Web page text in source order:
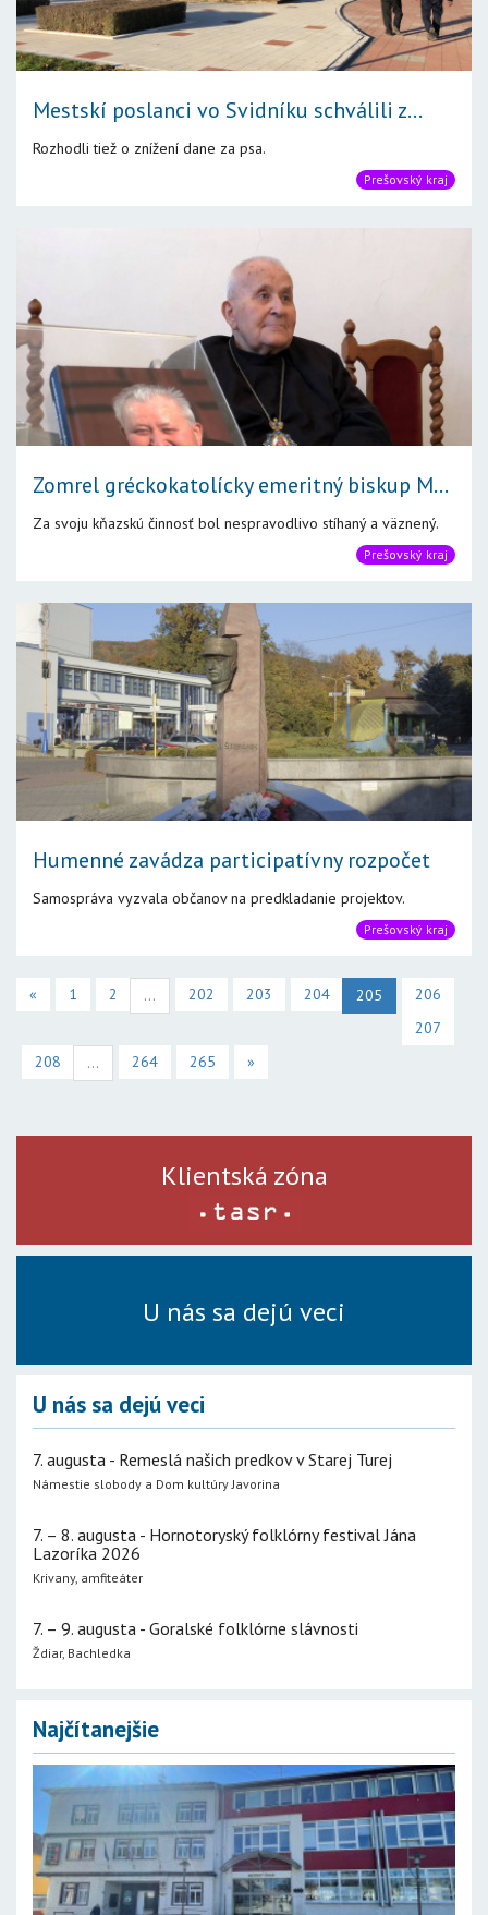
Mestskí poslanci vo Svidníku schválili z...
Rozhodli tiež o znížení dane za psa.
Prešovský kraj
Zomrel gréckokatolícky emeritný biskup M...
Za svoju kňazskú činnosť bol nespravodlivo stíhaný a väznený.
Prešovský kraj
Humenné zavádza participatívny rozpočet
Samospráva vyzvala občanov na predkladanie projektov.
Prešovský kraj
« 1 2 ... 202 203 204 205
206
207
208
... 264 265 »
Klientská zóna
U nás sa dejú veci
U nás sa dejú veci
7. augusta - Remeslá našich predkov v Starej Turej
Námestie slobody a Dom kultúry Javorina
7. – 8. augusta - Hornotoryský folklórny festival Jána
Lazoríka 2026
Krivany, amfiteáter
7. – 9. augusta - Goralské folklórne slávnosti
Ždiar, Bachledka
Najčítanejšie